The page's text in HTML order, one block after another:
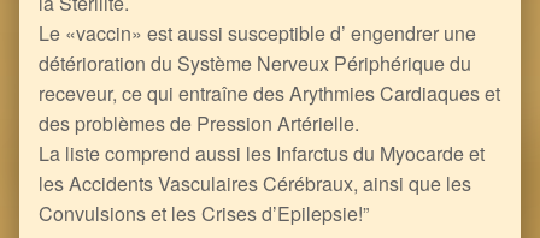
Le «vaccin» est aussi susceptible d’ engendrer une
détérioration du Système Nerveux Périphérique du
receveur, ce qui entraîne des Arythmies Cardiaques et
des problèmes de Pression Artérielle.
La liste comprend aussi les Infarctus du Myocarde et
les Accidents Vasculaires Cérébraux, ainsi que les
Convulsions et les Crises d’Epilepsie!”